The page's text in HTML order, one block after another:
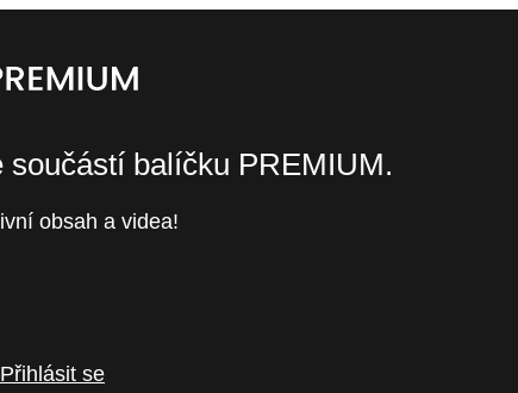
součástí balíčku PREMIUM.
obsah a videa!
Přihlásit se